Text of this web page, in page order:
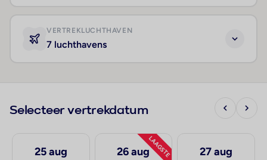
VERTREKLUCHTHAVEN
7 luchthavens
Selecteer vertrekdatum
25 aug LAAGSTE
26 aug 27 aug